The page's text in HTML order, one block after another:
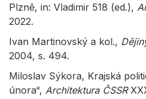
Plzně, in: Vladimir 518 (ed.),
2022.
Ivan Martinovský a kol.,
2004, s. 494.
Miloslav Sýkora, Krajská
února“, Architektura ČSSR